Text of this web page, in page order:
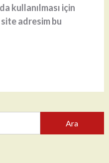
kullanılması için
adresim bu